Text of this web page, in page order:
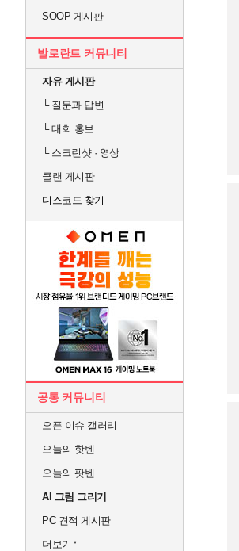
SOOP 게시판
발로란트 커뮤니티
자유 게시판
└질문과 답변
└대회 홍보
└스크린샷 · 영상
클랜 게시판
디스코드 찾기
공통 커뮤니티
오픈 이슈 갤러리
오늘의 핫벤
오늘의 팟벤
AI 그림 그리기
PC 견적 게시판
더보기